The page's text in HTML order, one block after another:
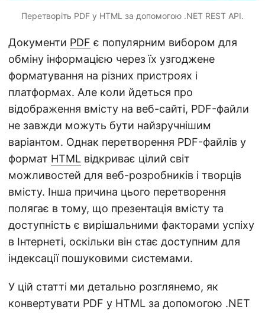
Перетворіть PDF у HTML за допомогою .NET REST API.
Документи PDF є популярним вибором для
обміну інформацією через їх узгоджене
форматування на різних пристроях і
платформах. Але коли йдеться про
відображення вмісту на веб-сайті, PDF-файли
не завжди можуть бути найзручнішим
варіантом. Однак перетворення PDF-файлів у
формат HTML відкриває цілий світ
можливостей для веб-розробників і творців
вмісту. Інша причина цього перетворення
полягає в тому, що презентація вмісту та
доступність є вирішальними факторами успіху
в Інтернеті, оскільки він стає доступним для
індексації пошуковими системами.
У цій статті ми детально розглянемо, як
конвертувати PDF у HTML за допомогою .NET